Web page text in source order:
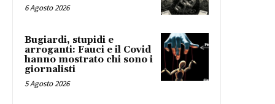
6 Agosto 2026
Bugiardi, stupidi e
arroganti: Fauci e il Covid
hanno mostrato chi sono i
giornalisti
5 Agosto 2026